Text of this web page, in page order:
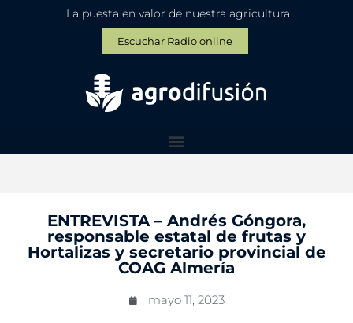
La puesta en valor de nuestra agricultura
Escuchar Radio online
ENTREVISTA – Andrés Góngora,
responsable estatal de frutas y
Hortalizas y secretario provincial de
COAG Almería
mayo 11, 2023